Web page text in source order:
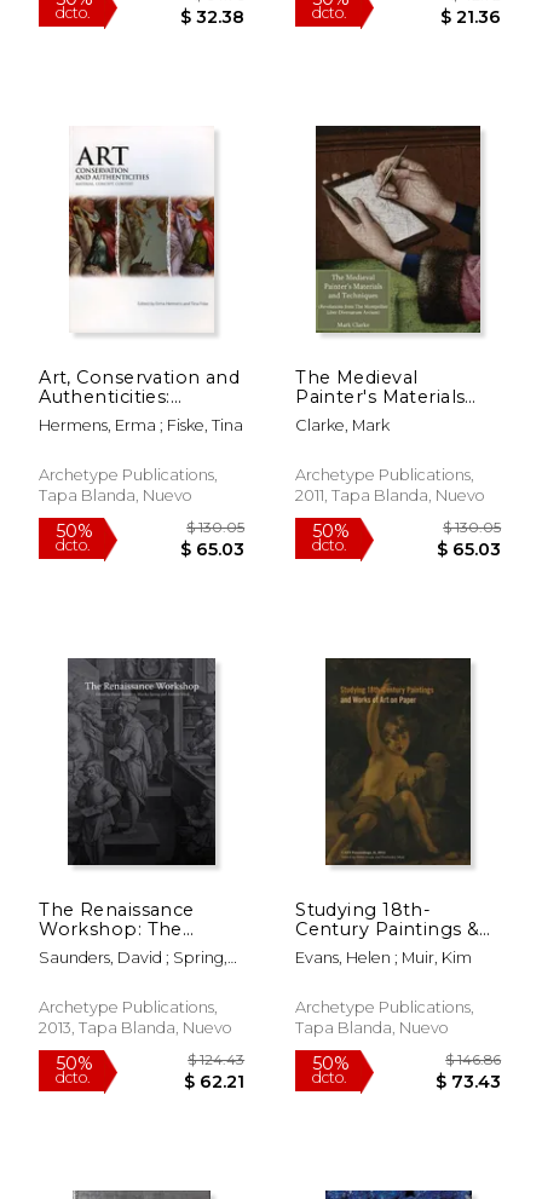
15%
dcto. $ 51.00
50%
Art, Conservation and
Authenticities:
Material, Concept,
Context (en Inglés)
Hermens, Erma ; Fiske, Tina
Archetype Publications,
Tapa Blanda, Nuevo
The Medieval
Painter's Materials
and Techniques: The
Montpellier Liber
(en Inglés)
Clarke, Mark
Archetype Publications,
2011, Tapa Blanda, Nuevo
The Renaissance
Workshop: The
Materials and
Techniques of
Inglés)
Saunders, David ; Spring,
Archetype Publications,
2013, Tapa Blanda, Nuevo
Studying 18th-
Century Paintings &
Works of Art on
Paper (en Inglés)
Evans, Helen ; Muir, Kim
Archetype Publications,
Tapa Blanda, Nuevo